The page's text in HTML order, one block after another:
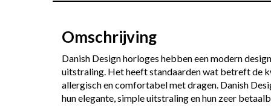
Omschrijving
Danish Design horloges hebben een modern
uitstraling. Het heeft standaarden wat betreft de
allergisch en comfortabel met dragen. Danish
hun elegante, simple uitstraling en hun zeer